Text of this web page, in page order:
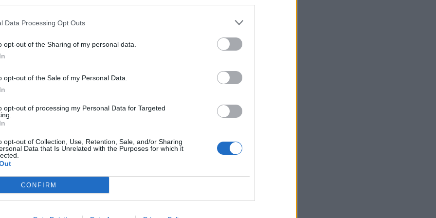
Data Processing Opt Outs
opt-out of the Sharing of my personal data.
opt-out of the Sale of my Personal Data.
opt-out of processing my Personal Data for Targeted
opt-out of Collection, Use, Retention, Sale, and/or Sharing
Data that Is Unrelated with the Purposes for which it
CONFIRM
këtë qëllim duhet mbajtur në burg. Nuk ka kufi urrejtja e
që firmosi në gusht te 1988 varjen e Havzi Nelës, e njëjte
dhjetor 1990 tanket dhe mitralozat mbi studentët. Edi
urrejtja. Do përgjigjen për këtë vendim ndaj Metës”